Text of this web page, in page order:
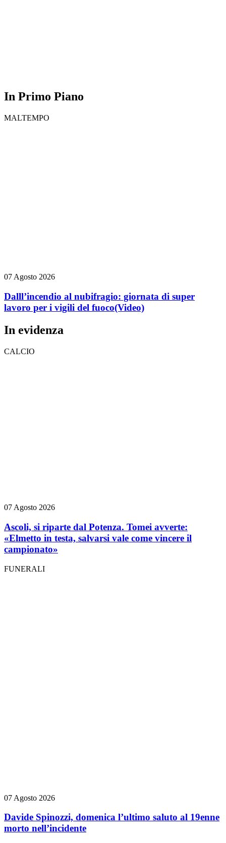
In Primo Piano
MALTEMPO
07 Agosto 2026
Dalll’incendio al nubifragio: giornata di super
lavoro per i vigili del fuoco(Video)
In evidenza
CALCIO
07 Agosto 2026
Ascoli, si riparte dal Potenza. Tomei avverte:
«Elmetto in testa, salvarsi vale come vincere il
campionato»
FUNERALI
07 Agosto 2026
Davide Spinozzi, domenica l’ultimo saluto al 19enne
morto nell’incidente